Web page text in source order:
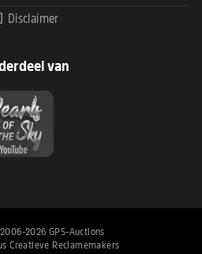
Disclaimer
van
2026 GPS-Auctions
Creatieve Reclamemakers